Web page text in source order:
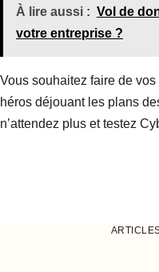
À lire aussi : Vol de
votre entreprise ?
Vous souhaitez faire de
héros déjouant les plans
n’attendez plus et testez